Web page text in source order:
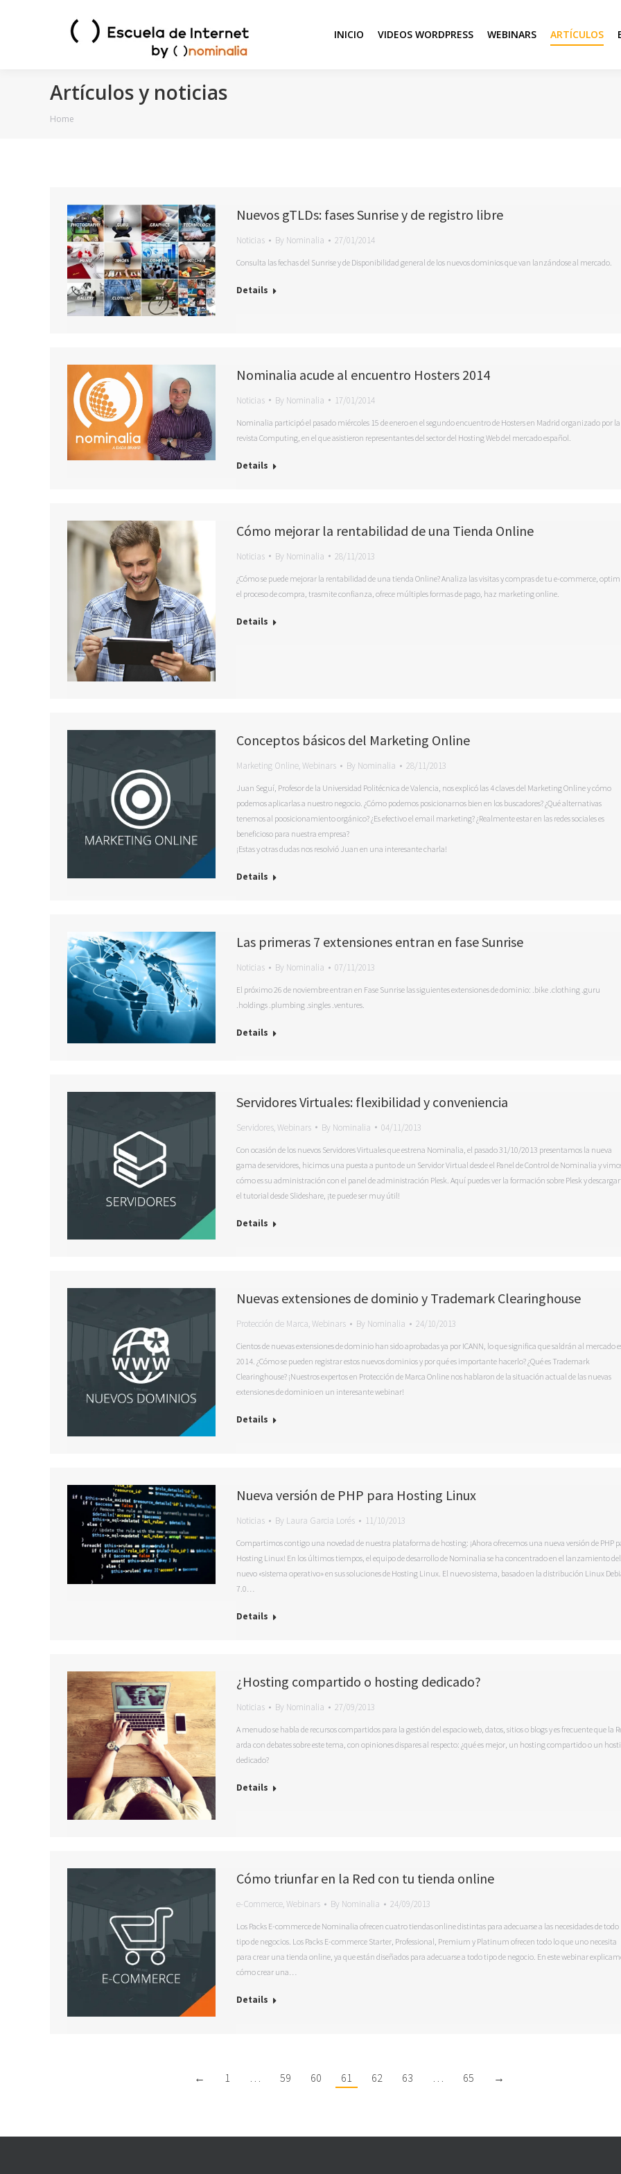
INICIO VIDEOS WORDPRESS WEBINARS ARTÍCULOS
Artículos y noticias
You are here:
Home
Nuevos gTLDs: fases Sunrise y de registro libre
Noticias By Nominalia 27/01/2014
Consulta las fechas del Sunrise y de Disponibilidad general de los nuevos dominios que van lanzándose al mercado.
Details
Nominalia acude al encuentro Hosters 2014
Noticias By Nominalia 17/01/2014
Nominalia participó el pasado miércoles 15 de enero en el segundo encuentro de Hosters en Madrid organizado por la
revista Computing, en el que asistieron representantes del sector del Hosting Web del mercado español.
Details
Cómo mejorar la rentabilidad de una Tienda Online
Noticias By Nominalia 28/11/2013
¿Cómo se puede mejorar la rentabilidad de una tienda Online? Analiza las visitas y compras de tu e-commerce,
el proceso de compra, trasmite confianza, ofrece múltiples formas de pago, haz marketing online.
Details
Conceptos básicos del Marketing Online
Marketing Online,Webinars By Nominalia 28/11/2013
Juan Seguí, Profesor de la Universidad Politécnica de Valencia, nos explicó las 4 claves del Marketing Online y cómo
podemos aplicarlas a nuestro negocio. ¿Cómo podemos posicionarnos bien en los buscadores? ¿Qué alternativas
tenemos al poosicionamiento orgánico? ¿Es efectivo el email marketing? ¿Realmente estar en las redes sociales es
beneficioso para nuestra empresa?
¡Estas y otras dudas nos resolvió Juan en una interesante charla!
Details
Las primeras 7 extensiones entran en fase Sunrise
Noticias By Nominalia 07/11/2013
El próximo 26 de noviembre entran en Fase Sunrise las siguientes extensiones de dominio: .bike .clothing .guru
.holdings .plumbing .singles .ventures.
Details
Servidores Virtuales: flexibilidad y conveniencia
Servidores,Webinars By Nominalia 04/11/2013
Con ocasión de los nuevos Servidores Virtuales que estrena Nominalia, el pasado 31/10/2013 presentamos la nueva
gama de servidores, hicimos una puesta a punto de un Servidor Virtual desde el Panel de Control de Nominalia y
cómo es su administración con el panel de administración Plesk. Aquí puedes ver la formación sobre Plesk y
el tutorial desde Slideshare, ¡te puede ser muy útil!
Details
Nuevas extensiones de dominio y Trademark Clearinghouse
Protección de Marca,Webinars By Nominalia 24/10/2013
Cientos de nuevas extensiones de dominio han sido aprobadas ya por ICANN, lo que significa que saldrán al mercado
2014. ¿Cómo se pueden registrar estos nuevos dominios y por qué es importante hacerlo? ¿Qué es Trademark
Clearinghouse? ¡Nuestros expertos en Protección de Marca Online nos hablaron de la situación actual de las nuevas
extensiones de dominio en un interesante webinar!
Details
Nueva versión de PHP para Hosting Linux
Noticias By Laura Garcia Lorés 11/10/2013
Compartimos contigo una novedad de nuestra plataforma de hosting: ¡Ahora ofrecemos una nueva versión de PHP
Hosting Linux! En los últimos tiempos, el equipo de desarrollo de Nominalia se ha concentrado en el lanzamiento del
nuevo «sistema operativo» en sus soluciones de Hosting Linux. El nuevo sistema, basado en la distribución Linux
7.0…
Details
¿Hosting compartido o hosting dedicado?
Noticias By Nominalia 27/09/2013
A menudo se habla de recursos compartidos para la gestión del espacio web, datos, sitios o blogs y es frecuente que la
arda con debates sobre este tema, con opiniones dispares al respecto: ¿qué es mejor, un hosting compartido o un
dedicado?
Details
Cómo triunfar en la Red con tu tienda online
e-Commerce,Webinars By Nominalia 24/09/2013
Los Packs E-commerce de Nominalia ofrecen cuatro tiendas online distintas para adecuarse a las necesidades de todo
tipo de negocios. Los Packs E-commerce Starter, Professional, Premium y Platinum ofrecen todo lo que uno necesita
para crear una tienda online, ya que están diseñados para adecuarse a todo tipo de negocio. En este webinar
cómo crear una…
Details
← 1 … 59 60 61 62 63 … 65 →